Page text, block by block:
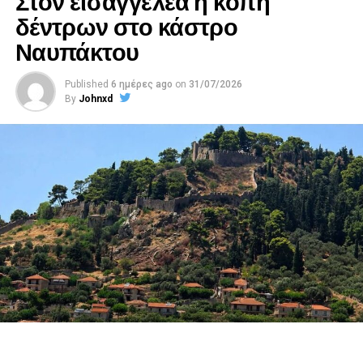
δέντρων στο κάστρο
Ναυπάκτου
Published 6 ημέρες ago on 31/07/2026
By Johnxd